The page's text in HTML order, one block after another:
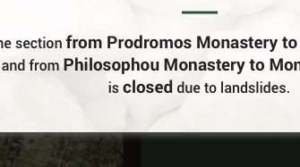
Έχεις Επιχείρηση Στο Δήμο
Γίνε Συνεργάτης Μας